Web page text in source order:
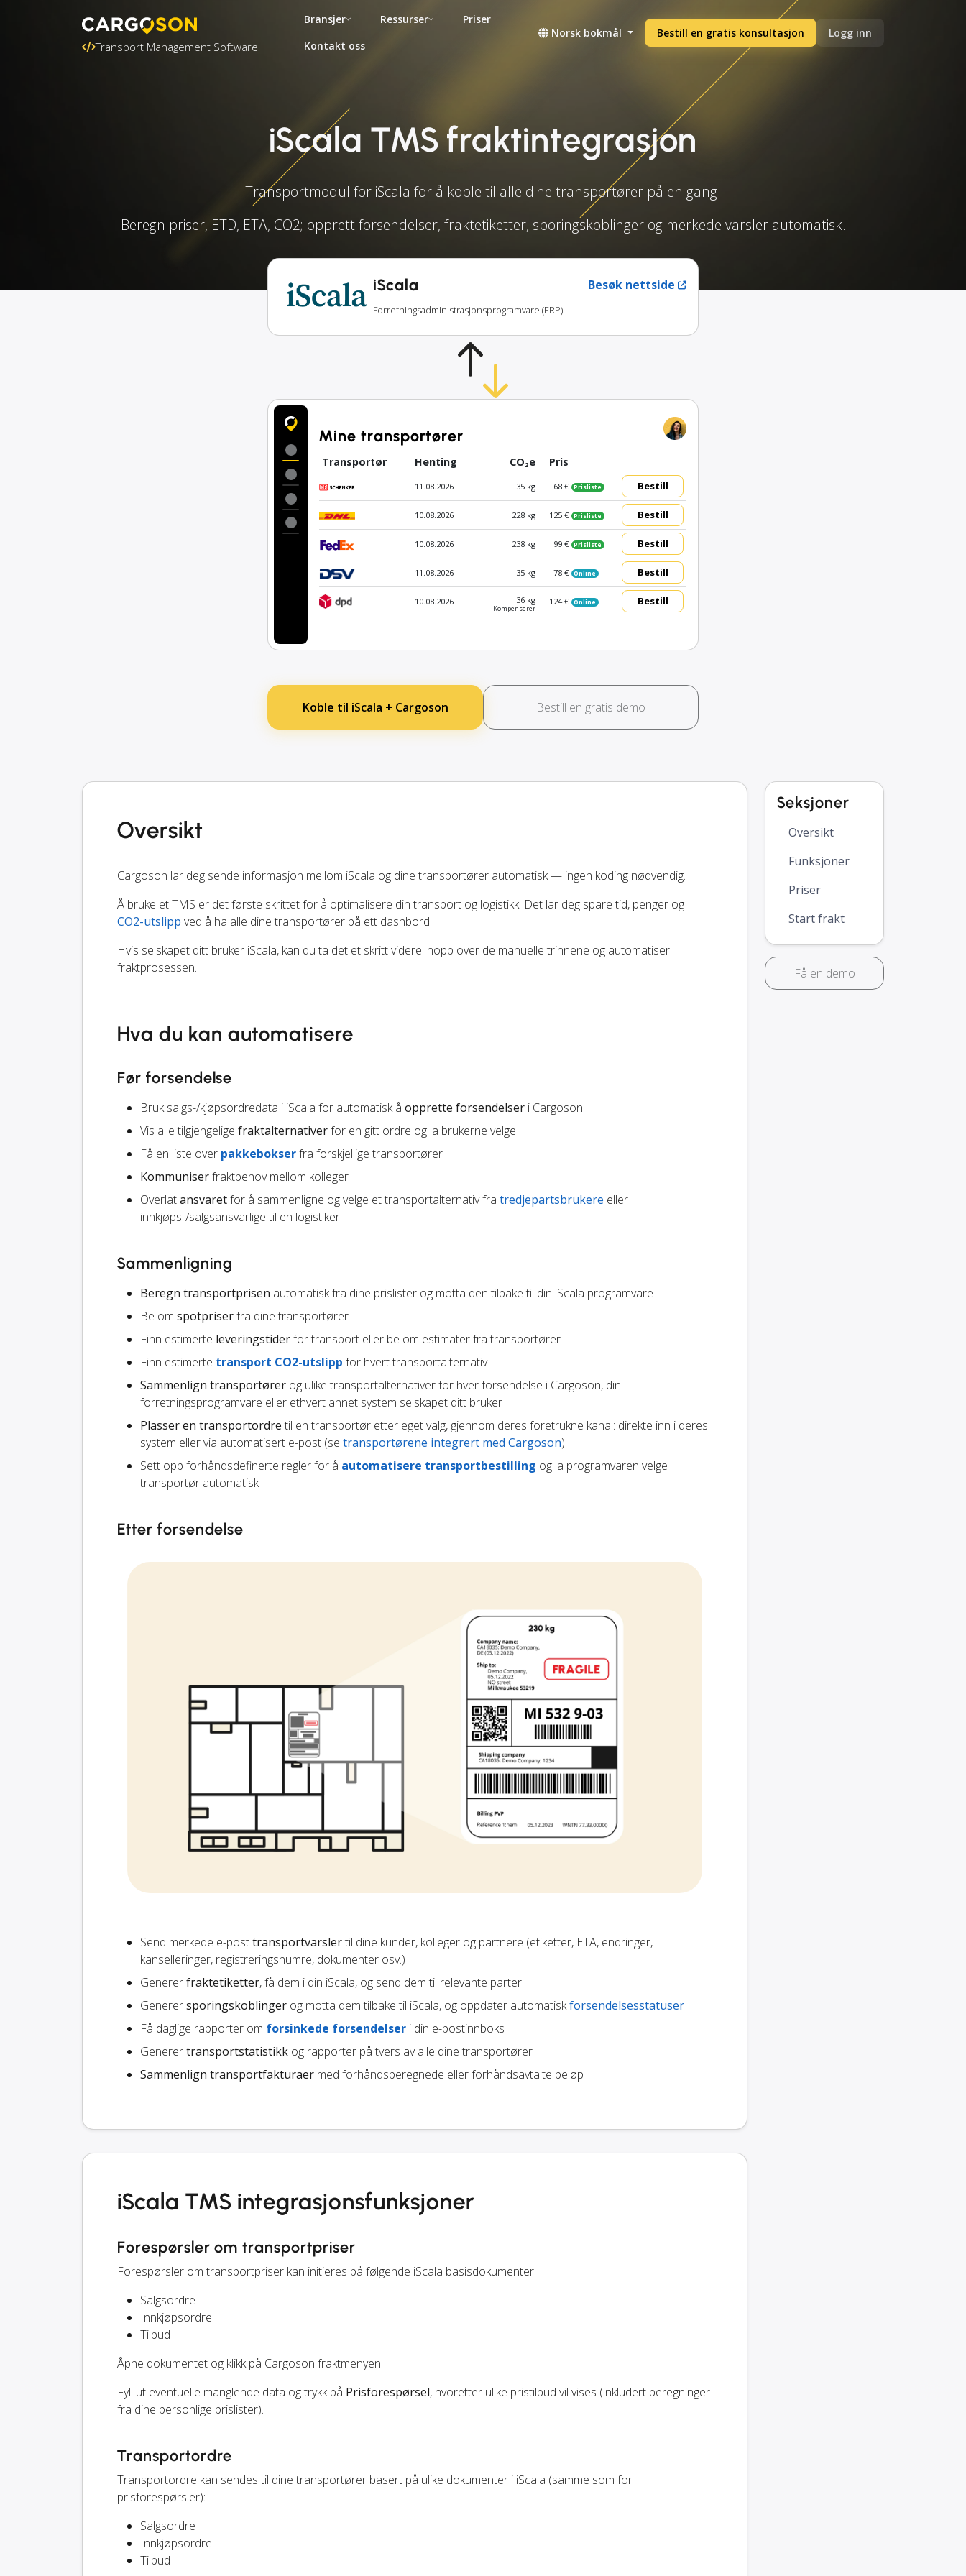
Transport Management Software
Bransjer Ressurser
Priser
Kontakt oss
Norsk bokmål Bestill en gratis konsultasjon Logg inn
iScala TMS fraktintegrasjon
Transportmodul for iScala for å koble til alle dine transportører på en gang.
Beregn priser, ETD, ETA, CO2; opprett forsendelser, fraktetiketter, sporingskoblinger og merkede varsler automatisk.
iScala Besøk nettside
Forretningsadministrasjonsprogramvare (ERP)
Mine transportører
Transportør Henting CO₂e Pris
11.08.2026 35 kg 68 € Prisliste Bestill
10.08.2026 228 kg 125 € Prisliste Bestill
10.08.2026 238 kg 99 € Prisliste Bestill
11.08.2026 35 kg 78 € Online Bestill
10.08.2026 36 kg
Kompen­serer
124 € Online Bestill
Koble til iScala + Cargoson Bestill en gratis demo
Oversikt
Cargoson lar deg sende informasjon mellom iScala og dine transportører automatisk — ingen koding nødvendig.
Å bruke et TMS er det første skrittet for å optimalisere din transport og logistikk. Det lar deg spare tid, penger og
CO2-utslipp ved å ha alle dine transportører på ett dashbord.
Hvis selskapet ditt bruker iScala, kan du ta det et skritt videre: hopp over de manuelle trinnene og automatiser
fraktprosessen.
Hva du kan automatisere
Før forsendelse
Bruk salgs-/kjøpsordredata i iScala for automatisk å opprette forsendelser i Cargoson
Vis alle tilgjengelige fraktalternativerfor en gitt ordre og la brukerne velge
Få en liste over pakkebokserfra forskjellige transportører
Kommuniserfraktbehov mellom kolleger
Overlatansvaretfor å sammenligne og velge et transportalternativ fra tredjepartsbrukere eller
innkjøps-/salgsansvarlige til en logistiker
Sammenligning
Beregn transportprisen automatisk fra dine prislister og motta den tilbake til din iScala programvare
Be om spotpriserfra dine transportører
Finn estimerte leveringstiderfor transport eller be om estimater fra transportører
Finn estimerte transport CO2-utslipp for hvert transportalternativ
Sammenlign transportører og ulike transportalternativer for hver forsendelse i Cargoson, din
forretningsprogramvare eller ethvert annet system selskapet ditt bruker
Plasser en transportordre til en transportør etter eget valg, gjennom deres foretrukne kanal: direkte inn i deres
system eller via automatisert e-post (se transportørene integrert med Cargoson)
Sett opp forhåndsdefinerte regler for å automatisere transportbestilling og la programvaren velge
transportør automatisk
Etter forsendelse
Send merkede e-posttransportvarslertil dine kunder, kolleger og partnere (etiketter, ETA, endringer,
kanselleringer, registreringsnumre, dokumenter osv.)
Genererfraktetiketter, få dem i din iScala, og send dem til relevante parter
Generersporingskoblinger og motta dem tilbake til iScala, og oppdater automatiskforsendelsesstatuser
Få daglige rapporter om forsinkede forsendelser i din e-postinnboks
Generertransportstatistikk og rapporter på tvers av alle dine transportører
Sammenlign transportfakturaer med forhåndsberegnede eller forhåndsavtalte beløp
iScala TMS integrasjonsfunksjoner
Forespørsler om transportpriser
Forespørsler om transportpriser kan initieres på følgende iScala basisdokumenter:
Salgsordre
Innkjøpsordre
Tilbud
Åpne dokumentet og klikk på Cargoson fraktmenyen.
Fyll ut eventuelle manglende data og trykk på Prisforespørsel, hvoretter ulike pristilbud vil vises (inkludert beregninger
fra dine personlige prislister).
Transportordre
Transportordre kan sendes til dine transportører basert på ulike dokumenter i iScala (samme som for
prisforespørsler):
Salgsordre
Innkjøpsordre
Tilbud
Seksjoner
Oversikt
Funksjoner
Priser
Start frakt
Få en demo